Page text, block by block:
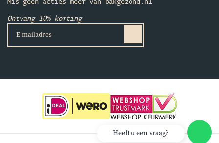
Mis geen acties meer van bakgezond.nl
Ontvang 10% korting
Heeft u een vraag?